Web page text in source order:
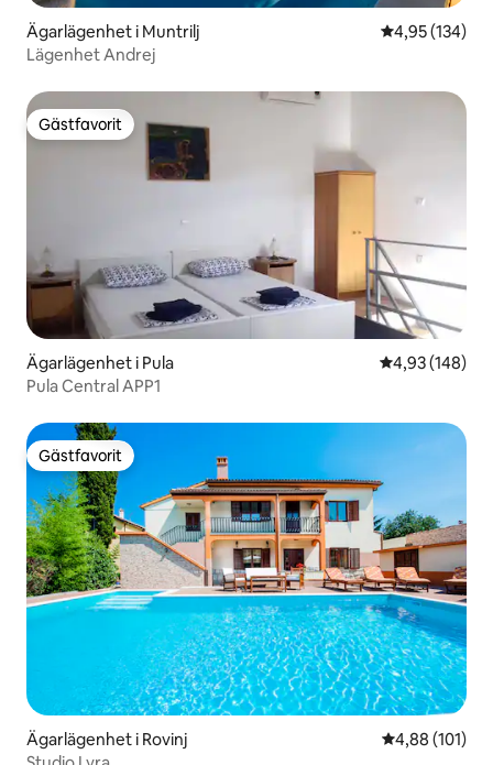
Ägarlägenhet i Muntrilj 4,95 av 5 i
4,95 (134)
Lägenhet Andrej
Gästfavorit
Gästfavorit
Ägarlägenhet i Pula 4,93 av 5 i
4,93 (148)
Pula Central APP1
Gästfavorit
Gästfavorit
Ägarlägenhet i Rovinj 4,88 av 5 i
4,88 (101)